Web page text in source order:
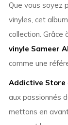
Que vous soyez
vinyles, cet
collection. Grâce
vinyle Sameer
comme une
Addictive Store
aux passionnés
mettons en